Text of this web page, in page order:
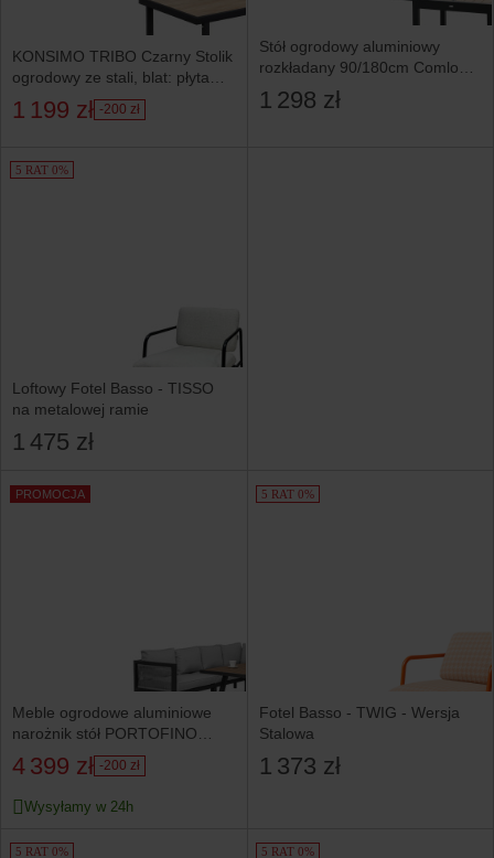
KONSIMO TRIBO Czarny Stolik
ogrodowy ze stali, blat: płyta
ceramiczna
1 199 zł -200 zł
Stół ogrodowy aluminiowy
rozkładany 90/180cm Comlo
beżowy
1 298 zł
5 RAT 0%
Loftowy Fotel Basso - TISSO
na metalowej ramie
1 475 zł
PROMOCJA
Meble ogrodowe aluminiowe
narożnik stół PORTOFINO
szare
4 399 zł -200 zł
Wysyłamy w 24h
5 RAT 0%
Fotel Basso - TWIG - Wersja
Stalowa
1 373 zł
5 RAT 0% 5 RAT 0%